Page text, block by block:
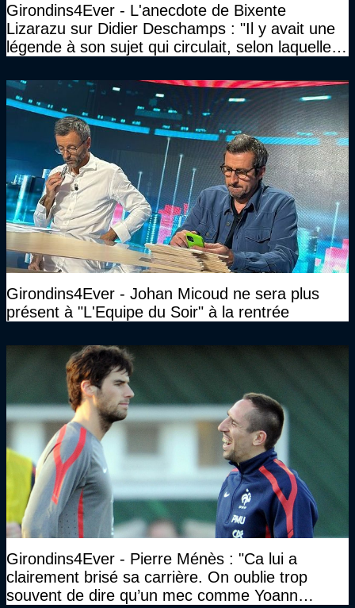
Girondins4Ever - L'anecdote de Bixente
Lizarazu sur Didier Deschamps : "Il y avait une
légende à son sujet qui circulait, selon laquelle il
Girondins4Ever - Johan Micoud ne sera plus
présent à "L'Equipe du Soir" à la rentrée
Girondins4Ever - Pierre Ménès : "Ca lui a
clairement brisé sa carrière. On oublie trop
souvent de dire qu’un mec comme Yoann